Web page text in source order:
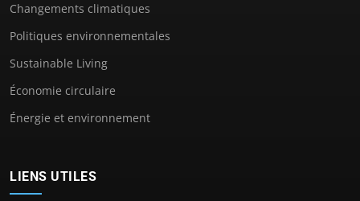
Changements climatiques
Politiques environnementales
Sustainable Living
Économie circulaire
Énergie et environnement
LIENS UTILES